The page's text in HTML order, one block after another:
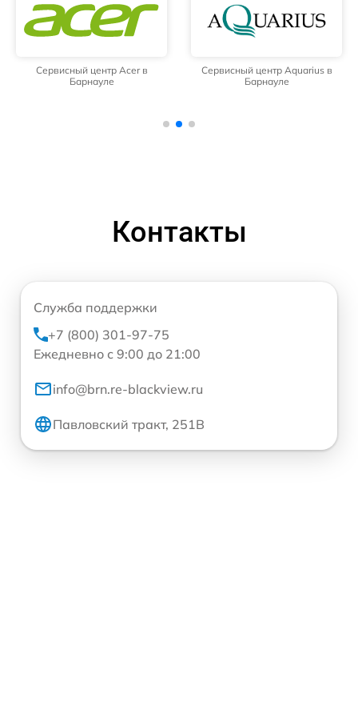
Сервисный центр Acer в
Барнауле
Сервисный центр Aquarius в
Барнауле
Контакты
Служба поддержки
+7 (800) 301-97-75
Ежедневно с 9:00 до 21:00
info@brn.re-blackview.ru
Павловский тракт, 251В